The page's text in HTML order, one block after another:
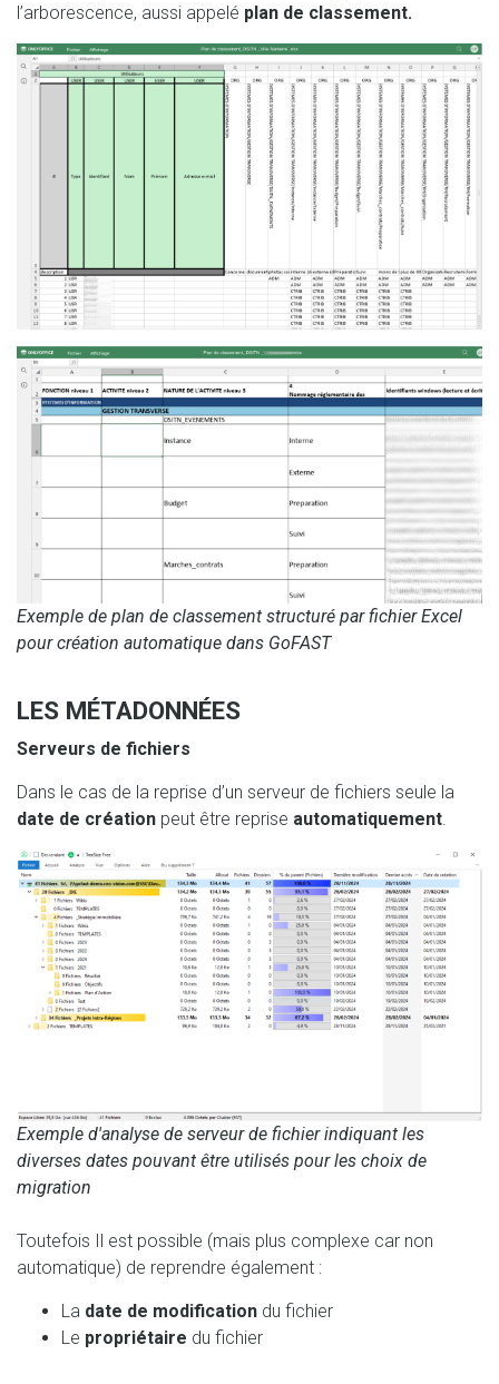
l’arborescence, aussi appelé plan de classement.
Exemple de plan de classement structuré par fichier Excel
pour création automatique dans GoFAST
LES MÉTADONNÉES
Serveurs de fichiers
Dans le cas de la reprise d’un serveur de fichiers seule la
date de création peut être reprise automatiquement.
Exemple d'analyse de serveur de fichier indiquant les
diverses dates pouvant être utilisés pour les choix de
migration
Toutefois Il est possible (mais plus complexe car non
automatique) de reprendre également :
La date de modification du fichier
Le propriétaire du fichier